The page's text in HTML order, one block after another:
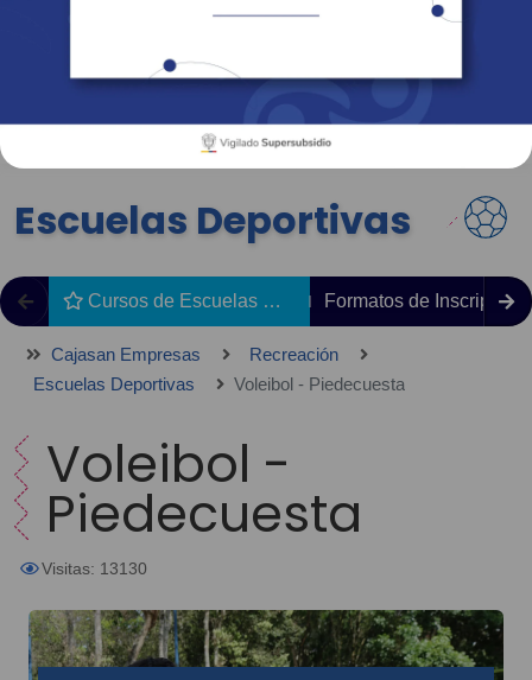
Revista Fácil Vivir
Sedes Directorio Servicios En Línea
Escuelas Deportivas
Cursos de Escuelas Deportivas Formatos de Inscripción
Cajasan Empresas
Recreación
Escuelas Deportivas
Voleibol - Piedecuesta
Voleibol -
Piedecuesta
Visitas: 13130